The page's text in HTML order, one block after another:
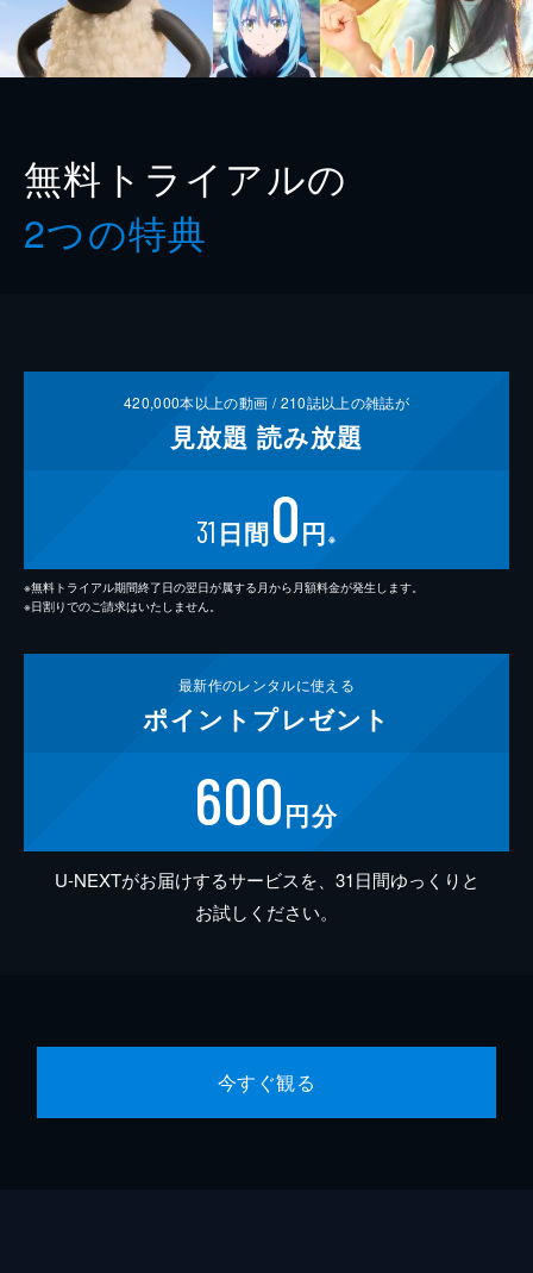
無料トライアルの
2つの特典
420,000本以上の動画 /210誌以上の雑誌が
見放題 読み放題
31 日間0円 ※
※無料トライアル期間終了日の翌日が属する月から月額料金が発生します。
※日割りでのご請求はいたしません。
最新作のレンタルに使える
ポイント プレゼント
600円分
U-NEXTがお届けするサービスを、31日間ゆっくりと
お試しください。
今すぐ観る